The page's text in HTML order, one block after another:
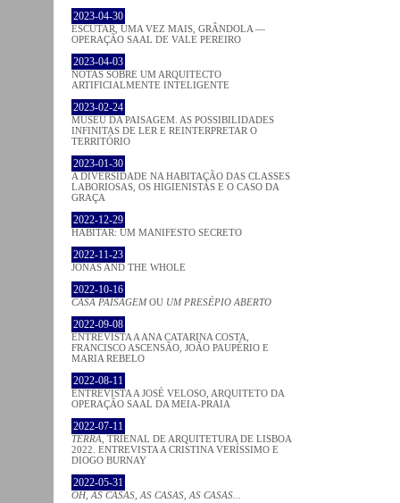
2023-04-30
ESCUTAR, UMA VEZ MAIS, GRÂNDOLA —
OPERAÇÃO SAAL DE VALE PEREIRO
2023-04-03
NOTAS SOBRE UM ARQUITECTO
ARTIFICIALMENTE INTELIGENTE
2023-02-24
MUSEU DA PAISAGEM. AS POSSIBILIDADES
INFINITAS DE LER E REINTERPRETAR O
TERRITÓRIO
2023-01-30
A DIVERSIDADE NA HABITAÇÃO DAS CLASSES
LABORIOSAS, OS HIGIENISTAS E O CASO DA
GRAÇA
2022-12-29
HABITAR: UM MANIFESTO SECRETO
2022-11-23
JONAS AND THE WHOLE
2022-10-16
CASA PAISAGEMOU UM PRESÉPIO ABERTO
2022-09-08
ENTREVISTA A ANA CATARINA COSTA,
FRANCISCO ASCENSÃO, JOÃO PAUPÉRIO E
MARIA REBELO
2022-08-11
ENTREVISTA A JOSÉ VELOSO, ARQUITETO DA
OPERAÇÃO SAAL DA MEIA-PRAIA
2022-07-11
TERRA , TRIENAL DE ARQUITETURA DE LISBOA
2022. ENTREVISTA A CRISTINA VERÍSSIMO E
DIOGO BURNAY
2022-05-31
OH, AS CASAS, AS CASAS, AS CASAS...